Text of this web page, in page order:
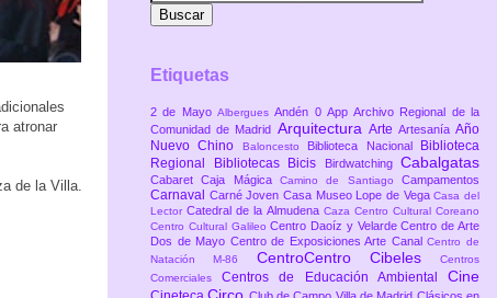
atronar
de la Villa.
Etiquetas
2 de Mayo AlberguesAndén 0 AppArchivo Regional de la
Comunidad de Madrid Arquitectura Arte ArtesaníaAño
Nuevo Chino
Baloncesto Biblioteca Nacional
Biblioteca
Regional
Bibliotecas Bicis Birdwatching Cabalgatas
CabaretCaja MágicaCamino de SantiagoCampamentos
Carnaval Carné JovenCasa Museo Lope de VegaCasa del
LectorCatedral de la Almudena Caza Centro Cultural Coreano
Centro Cultural GalileoCentro Daoíz y VelardeCentro de Arte
Dos de Mayo Centro de Exposiciones Arte CanalCentro de
Natación M-86 CentroCentro Cibeles
Centros
ComercialesCentros de Educación AmbientalCine